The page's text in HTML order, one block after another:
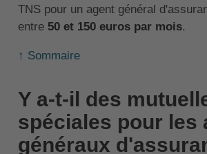
TNS pour un agent général
entre 50 et 150 euros par mois.
↑ Sommaire
Y a-t-il des
spéciales pour les
généraux